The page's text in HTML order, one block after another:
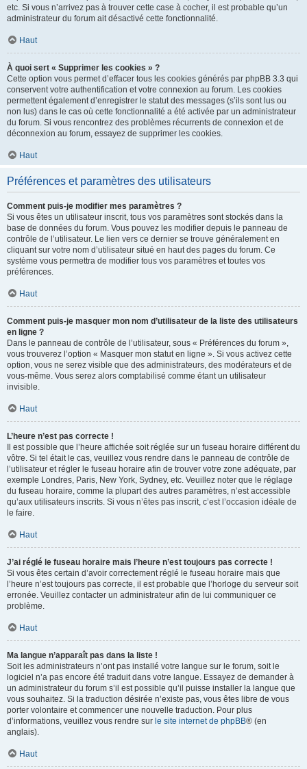
etc. Si vous n’arrivez pas à trouver cette case à cocher, il est probable qu’un
administrateur du forum ait désactivé cette fonctionnalité.
Haut
À quoi sert « Supprimer les cookies » ?
Cette option vous permet d’effacer tous les cookies générés par phpBB 3.3 qui
conservent votre authentification et votre connexion au forum. Les cookies
permettent également d’enregistrer le statut des messages (s’ils sont lus ou
non lus) dans le cas où cette fonctionnalité a été activée par un administrateur
du forum. Si vous rencontrez des problèmes récurrents de connexion et de
déconnexion au forum, essayez de supprimer les cookies.
Haut
Préférences et paramètres des utilisateurs
Comment puis-je modifier mes paramètres ?
Si vous êtes un utilisateur inscrit, tous vos paramètres sont stockés dans la
base de données du forum. Vous pouvez les modifier depuis le panneau de
contrôle de l’utilisateur. Le lien vers ce dernier se trouve généralement en
cliquant sur votre nom d’utilisateur situé en haut des pages du forum. Ce
système vous permettra de modifier tous vos paramètres et toutes vos
préférences.
Haut
Comment puis-je masquer mon nom d’utilisateur de la liste des utilisateurs
en ligne ?
Dans le panneau de contrôle de l’utilisateur, sous « Préférences du forum »,
vous trouverez l’option « Masquer mon statut en ligne ». Si vous activez cette
option, vous ne serez visible que des administrateurs, des modérateurs et de
vous-même. Vous serez alors comptabilisé comme étant un utilisateur
invisible.
Haut
L’heure n’est pas correcte !
Il est possible que l’heure affichée soit réglée sur un fuseau horaire différent du
vôtre. Si tel était le cas, veuillez vous rendre dans le panneau de contrôle de
l’utilisateur et régler le fuseau horaire afin de trouver votre zone adéquate, par
exemple Londres, Paris, New York, Sydney, etc. Veuillez noter que le réglage
du fuseau horaire, comme la plupart des autres paramètres, n’est accessible
qu’aux utilisateurs inscrits. Si vous n’êtes pas inscrit, c’est l’occasion idéale de
le faire.
Haut
J’ai réglé le fuseau horaire mais l’heure n’est toujours pas correcte !
Si vous êtes certain d’avoir correctement réglé le fuseau horaire mais que
l’heure n’est toujours pas correcte, il est probable que l’horloge du serveur soit
erronée. Veuillez contacter un administrateur afin de lui communiquer ce
problème.
Haut
Ma langue n’apparaît pas dans la liste !
Soit les administrateurs n’ont pas installé votre langue sur le forum, soit le
logiciel n’a pas encore été traduit dans votre langue. Essayez de demander à
un administrateur du forum s’il est possible qu’il puisse installer la langue que
vous souhaitez. Si la traduction désirée n’existe pas, vous êtes libre de vous
porter volontaire et commencer une nouvelle traduction. Pour plus
d’informations, veuillez vous rendre sur le site internet de phpBB® (en
anglais).
Haut